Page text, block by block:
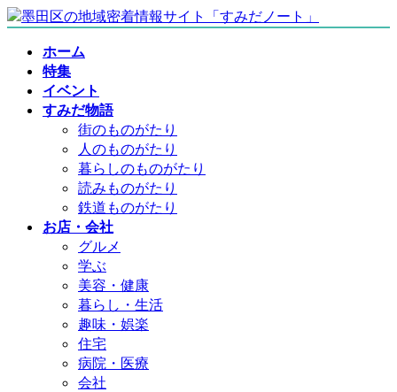
コ
ナ
ホーム
特集
イベント
すみだ物語
街のものがたり
人のものがたり
暮らしのものがたり
読みものがたり
鉄道ものがたり
お店・会社
グルメ
学ぶ
美容・健康
暮らし・生活
趣味・娯楽
住宅
病院・医療
会社